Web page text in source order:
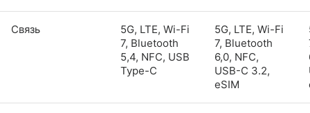
Связь
5G, LTE, Wi-Fi
7, Bluetooth
5,4, NFC, USB
Type-C
5G, LTE, Wi-Fi
7, Bluetooth
6,0, NFC,
USB-C 3.2,
eSIM